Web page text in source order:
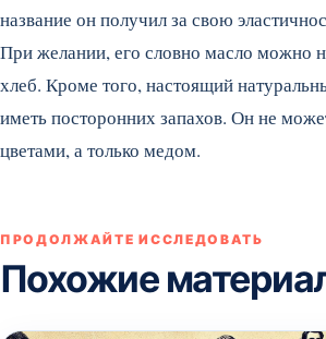
название он получил за свою
При желании, его словно масло можно
хлеб. Кроме того, настоящий
иметь посторонних запахов. Он не
цветами, а только медом.
ПРОДОЛЖАЙТЕ ИССЛЕДОВАТЬ
Похожие